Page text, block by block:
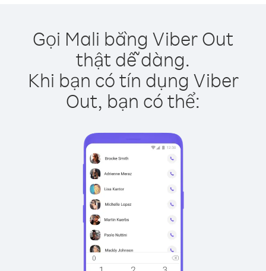
Gọi Mali bằng Viber Out
thật dễ dàng.
Khi bạn có tín dụng Viber
Out, bạn có thể: